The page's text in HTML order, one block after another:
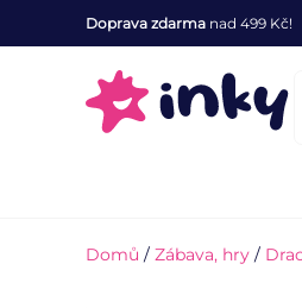
Doprava zdarma nad 499 Kč!
Domů / Zábava, hry /